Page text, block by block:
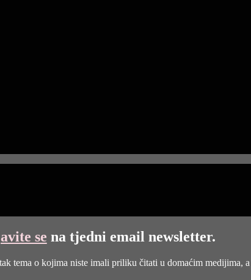
se na tjedni email newsletter.
tema o kojima niste imali priliku čitati u domaćim medijima,